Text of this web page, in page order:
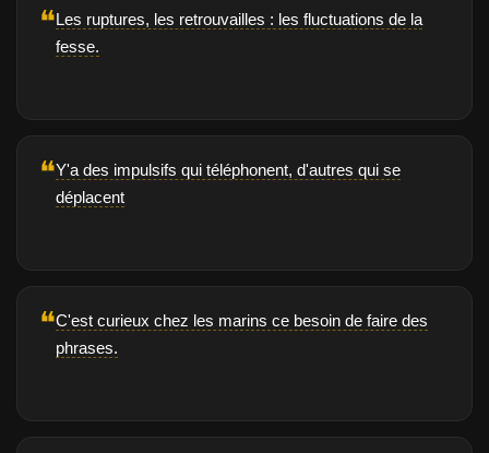
❝Les ruptures, les retrouvailles : les fluctuations de la
fesse.
❝Y'a des impulsifs qui téléphonent, d'autres qui se
déplacent
❝C'est curieux chez les marins ce besoin de faire des
phrases.